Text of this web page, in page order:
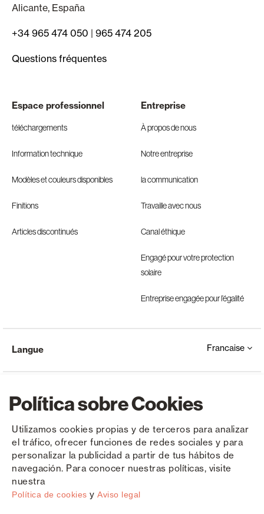
Política sobre Cookies
Utilizamos cookies propias y de terceros para analizar
el tráfico, ofrecer funciones de redes sociales y para
personalizar la publicidad a partir de tus hábitos de
navegación. Para conocer nuestras políticas, visite
nuestra
Política de cookies y Aviso legal
Alicante, España
+34 965 474 050 | 965 474 205
Questions fréquentes
Espace professionnel
téléchargements
Information technique
Modèles et couleurs disponibles
Finitions
Articles discontinués
Entreprise
À propos de nous
Notre entreprise
la communication
Travaille avec nous
Canal éthique
Engagé pour votre protection
solaire
Entreprise engagée pour l’égalité
Copyright © Saxun 2023 - 2026 Politique de confidentialité Avis juridique Cookies
Langue Francaise